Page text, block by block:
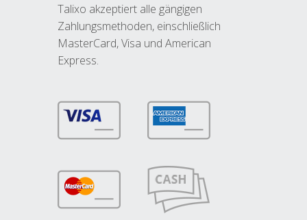
Talixo akzeptiert alle gängigen
Zahlungsmethoden, einschließlich
MasterCard, Visa und American
Express.